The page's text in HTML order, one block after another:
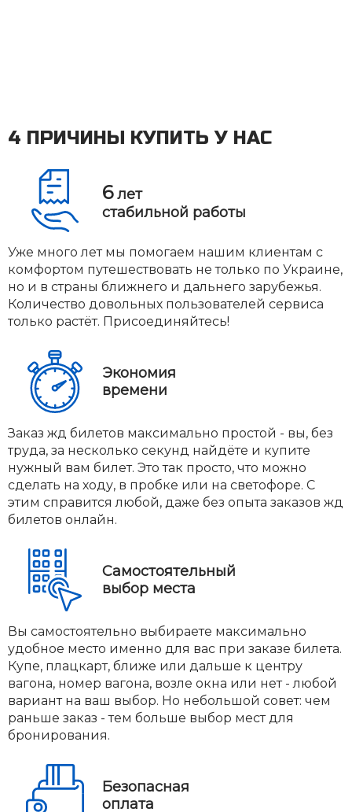
4 ПРИЧИНЫ КУПИТЬ У НАС
6лет
стабильной работы
Уже много лет мы помогаем нашим клиентам с
комфортом путешествовать не только по Украине,
но и в страны ближнего и дальнего зарубежья.
Количество довольных пользователей сервиса
только растёт. Присоединяйтесь!
Экономия
времени
Заказ жд билетов максимально простой - вы, без
труда, за несколько секунд найдёте и купите
нужный вам билет. Это так просто, что можно
сделать на ходу, в пробке или на светофоре. С
этим справится любой, даже без опыта заказов жд
билетов онлайн.
Самостоятельный
выбор места
Вы самостоятельно выбираете максимально
удобное место именно для вас при заказе билета.
Купе, плацкарт, ближе или дальше к центру
вагона, номер вагона, возле окна или нет - любой
вариант на ваш выбор. Но небольшой совет: чем
раньше заказ - тем больше выбор мест для
бронирования.
Безопасная
оплата